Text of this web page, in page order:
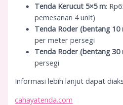
Tenda Kerucut 5×5 m:
pemesanan 4 unit)
Tenda Roder (bentang 10
per meter persegi
Tenda Roder (bentang 30
persegi
Informasi lebih lanjut dapat
cahayatenda.com